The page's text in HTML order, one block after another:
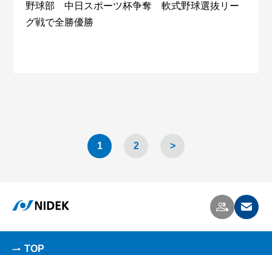
野球部 中日スポーツ杯争奪 軟式野球選抜リー
グ戦で全勝優勝
1 2 >
TOP